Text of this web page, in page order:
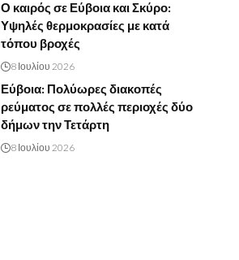
Ο καιρός σε Εύβοια και Σκύρο:
Υψηλές θερμοκρασίες με κατά
τόπου βροχές
8 Ιουλίου 2026
Εύβοια: Πολύωρες διακοπές
ρεύματος σε πολλές περιοχές δύο
δήμων την Τετάρτη
8 Ιουλίου 2026